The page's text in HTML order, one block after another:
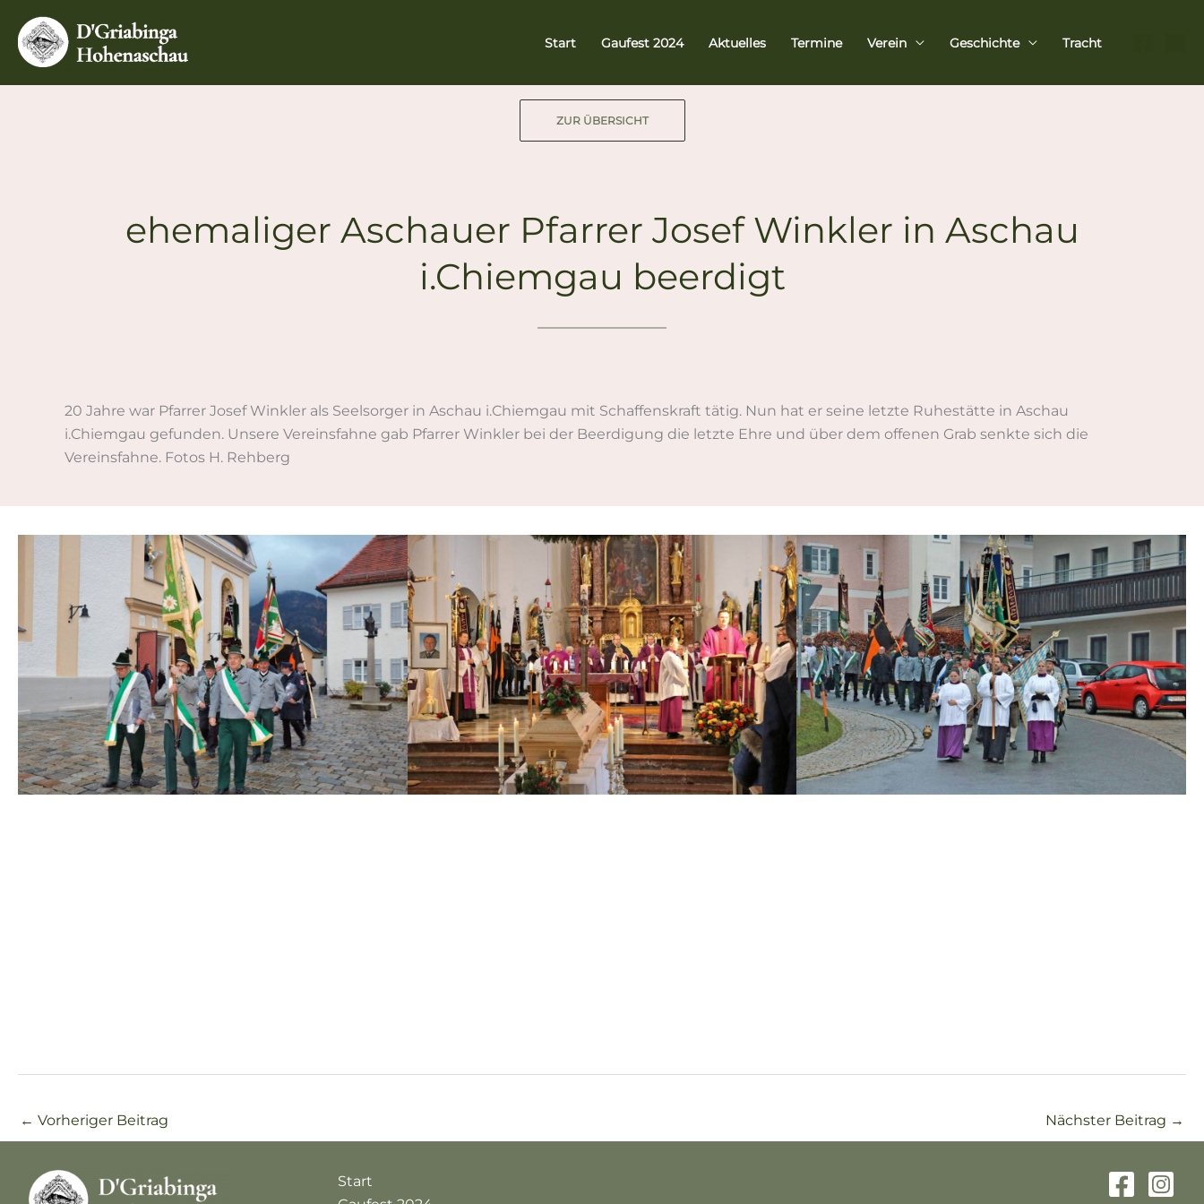
Inhalt
springen
Start Gaufest 2024 Aktuelles Termine Verein Geschichte Tracht
ZUR ÜBERSICHT
ehemaliger Aschauer Pfarrer Josef Winkler in Aschau
i.Chiemgau beerdigt
20 Jahre war Pfarrer Josef Winkler als Seelsorger in Aschau i.Chiemgau mit Schaffenskraft tätig. Nun hat er seine letzte Ruhestätte in Aschau
i.Chiemgau gefunden. Unsere Vereinsfahne gab Pfarrer Winkler bei der Beerdigung die letzte Ehre und über dem offenen Grab senkte sich die
Vereinsfahne. Fotos H. Rehberg
← Vorheriger Beitrag Nächster Beitrag →
Start